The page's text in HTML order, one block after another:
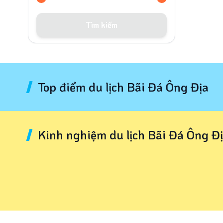
Tìm kiếm
Top điểm du lịch Bãi Đá Ông Địa
Kinh nghiệm du lịch Bãi Đá Ông